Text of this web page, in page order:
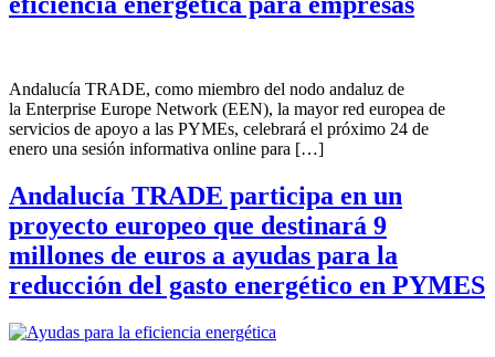
Andalucía TRADE, como miembro del nodo andaluz de
la Enterprise Europe Network (EEN), la mayor red europea de
servicios de apoyo a las PYMEs, celebrará el próximo 24 de
enero una sesión informativa online para […]
Andalucía TRADE participa en un
proyecto europeo que destinará 9
millones de euros a ayudas para la
reducción del gasto energético en PYMES